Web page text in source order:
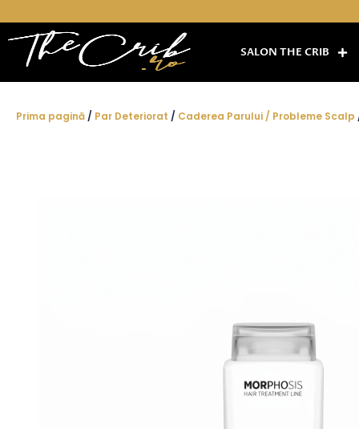
content
SALON THE CRIB
Prima pagină / Par Deteriorat / Caderea Parului / Probleme Scalp